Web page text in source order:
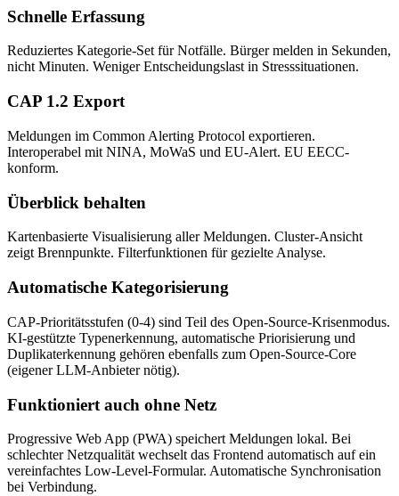
Schnelle Erfassung
Reduziertes Kategorie-Set für Notfälle. Bürger melden in Sekunden,
nicht Minuten. Weniger Entscheidungslast in Stresssituationen.
CAP 1.2 Export
Meldungen im Common Alerting Protocol exportieren.
Interoperabel mit NINA, MoWaS und EU-Alert. EU EECC-
konform.
Überblick behalten
Kartenbasierte Visualisierung aller Meldungen. Cluster-Ansicht
zeigt Brennpunkte. Filterfunktionen für gezielte Analyse.
Automatische Kategorisierung
CAP-Prioritätsstufen (0-4) sind Teil des Open-Source-Krisenmodus.
KI-gestützte Typenerkennung, automatische Priorisierung und
Duplikaterkennung gehören ebenfalls zum Open-Source-Core
(eigener LLM-Anbieter nötig).
Funktioniert auch ohne Netz
Progressive Web App (PWA) speichert Meldungen lokal. Bei
schlechter Netzqualität wechselt das Frontend automatisch auf ein
vereinfachtes Low-Level-Formular. Automatische Synchronisation
bei Verbindung.